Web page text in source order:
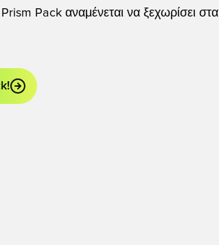
Pack αναμένεται να ξεχωρίσει στα